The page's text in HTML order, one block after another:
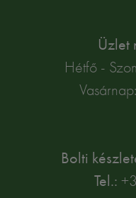
Üzlet
Hétfő -
Bolti
Tel.: